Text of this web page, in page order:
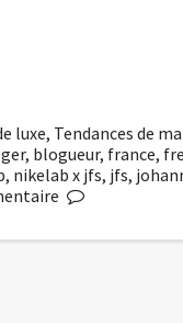
luxe, Tendances de
, blogueur, france,
, nikelab x jfs, jfs,